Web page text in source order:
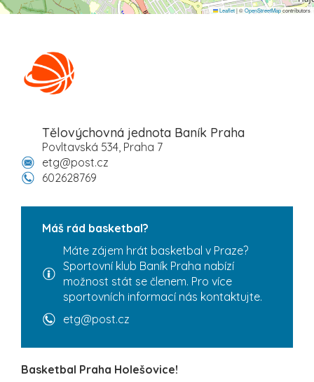
Leaflet|©OpenStreetMapcontributors
Tělovýchovná jednota Baník Praha
Povltavská 534, Praha 7
etg@post.cz
602628769
Máš rád basketbal?
Máte zájem hrát basketbal v Praze?
Sportovní klub Baník Praha nabízí
možnost stát se členem. Pro více
sportovních informací nás kontaktujte.
etg@post.cz
Basketbal Praha Holešovice!